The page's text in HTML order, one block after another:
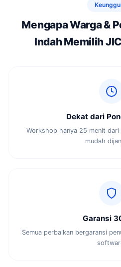
Mengapa Warga &
Indah Memilih
Dekat dari
Workshop hanya 25 menit
mudah
Garansi
Semua perbaikan bergaransi